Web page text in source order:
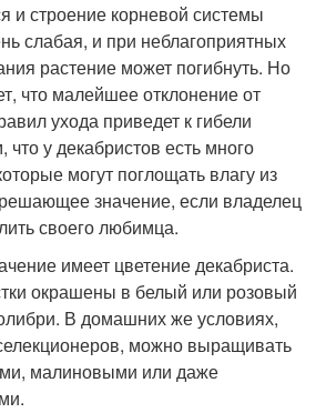
и строение корневой системы
слабая, и при неблагоприятных
растение может погибнуть. Но
что малейшее отклонение от
ухода приведет к гибели
что у декабристов есть много
могут поглощать влагу из
значение, если владелец
своего любимца.
имеет цветение декабриста.
окрашены в белый или розовый
В домашних же условиях,
можно выращивать
малиновыми или даже